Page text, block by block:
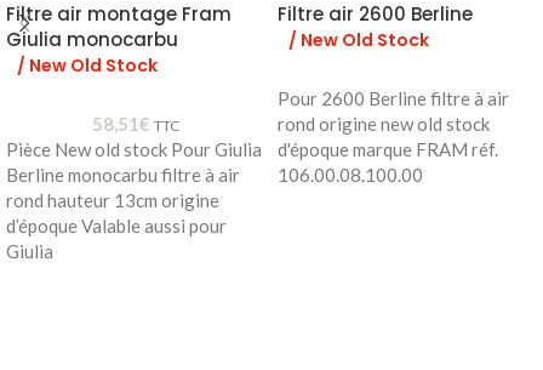
Filtre air montage Fram
Giulia monocarbu
/ New Old Stock
58,51€ TTC
Pièce New old stock Pour Giulia
Berline monocarbu filtre à air
rond hauteur 13cm origine
d’époque Valable aussi pour
Giulia
Filtre air 2600 Berline
/ New Old Stock
Pour 2600 Berline filtre à air
rond origine new old stock
d'époque marque FRAM réf.
106.00.08.100.00